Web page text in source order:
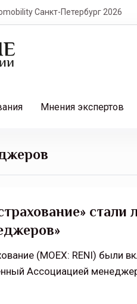
Санкт-Петербург 2026
Мнения экспертов
стали
(MOEX: RENI) были
Ассоциацией